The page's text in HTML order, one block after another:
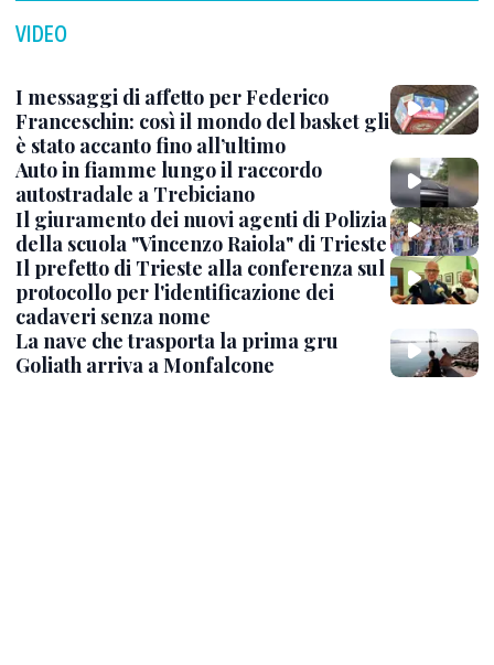
VIDEO
I messaggi di affetto per Federico
Franceschin: così il mondo del basket gli
è stato accanto fino all’ultimo
Auto in fiamme lungo il raccordo
autostradale a Trebiciano
Il giuramento dei nuovi agenti di Polizia
della scuola "Vincenzo Raiola" di Trieste
Il prefetto di Trieste alla conferenza sul
protocollo per l'identificazione dei
cadaveri senza nome
La nave che trasporta la prima gru
Goliath arriva a Monfalcone